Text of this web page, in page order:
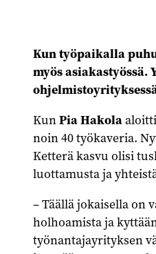
Kun työpaikalla
myös
KunPia Hakolaaloitti
noin 40 työkaveria.
Ketterä kasvu olisi
luottamusta ja
– Täällä jokaisella on
holhoamista ja
työnantajayrityksen